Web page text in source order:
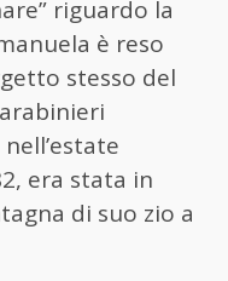
riguardo la
è reso
stesso del
era stata in
di suo zio a